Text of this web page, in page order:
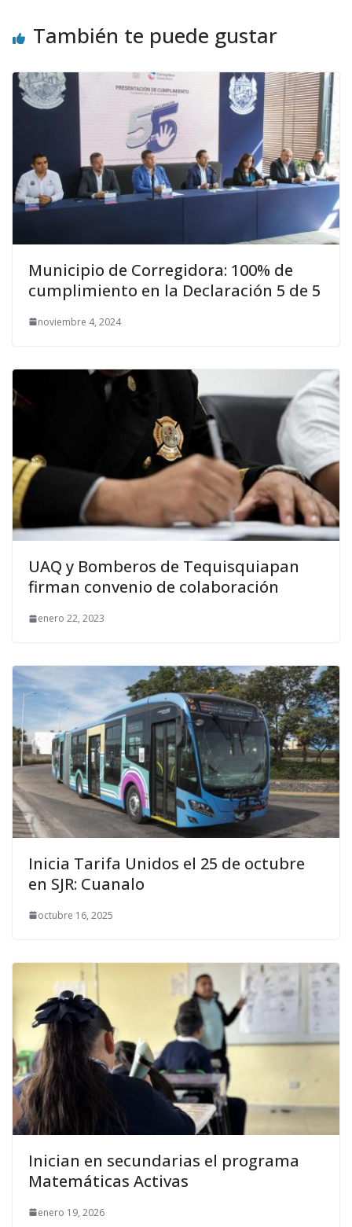
También te puede gustar
Municipio de Corregidora: 100% de
cumplimiento en la Declaración 5 de 5
noviembre 4, 2024
UAQ y Bomberos de Tequisquiapan
firman convenio de colaboración
enero 22, 2023
Inicia Tarifa Unidos el 25 de octubre
en SJR: Cuanalo
octubre 16, 2025
Inician en secundarias el programa
Matemáticas Activas
enero 19, 2026